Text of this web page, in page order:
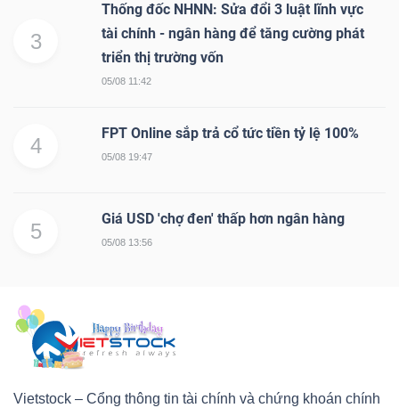
3
Thống đốc NHNN: Sửa đổi 3 luật lĩnh vực
tài chính - ngân hàng để tăng cường phát
triển thị trường vốn
05/08 11:42
4
FPT Online sắp trả cổ tức tiền tỷ lệ 100%
05/08 19:47
5
Giá USD 'chợ đen' thấp hơn ngân hàng
05/08 13:56
Vietstock – Cổng thông tin tài chính và chứng khoán chính